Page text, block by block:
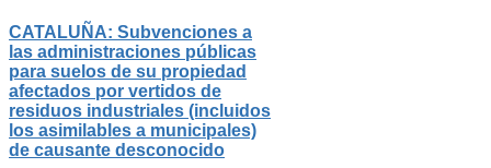
CATALUÑA: Subvenciones a
las administraciones públicas
para suelos de su propiedad
afectados por vertidos de
residuos industriales (incluidos
los asimilables a municipales)
de causante desconocido